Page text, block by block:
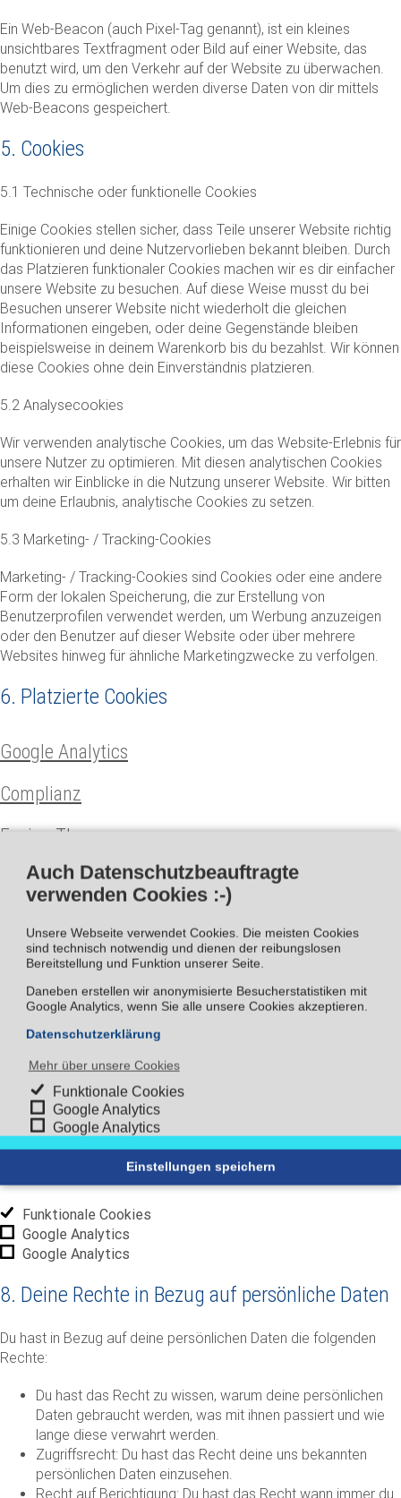
Auch Datenschutzbeauftragte
verwenden Cookies :-)
Unsere Webseite verwendet Cookies. Die meisten Cookies
sind technisch notwendig und dienen der reibungslosen
Bereitstellung und Funktion unserer Seite.
Daneben erstellen wir anonymisierte Besucherstatistiken mit
Google Analytics, wenn Sie alle unsere Cookies akzeptieren.
Datenschutzerklärung
Mehr über unsere Cookies
Funktionale Cookies
Google Analytics
Google Analytics
Einstellungen speichern
Ein Web-Beacon (auch Pixel-Tag genannt), ist ein kleines
unsichtbares Textfragment oder Bild auf einer Website, das
benutzt wird, um den Verkehr auf der Website zu überwachen.
Um dies zu ermöglichen werden diverse Daten von dir mittels
Web-Beacons gespeichert.
5. Cookies
5.1 Technische oder funktionelle Cookies
Einige Cookies stellen sicher, dass Teile unserer Website richtig
funktionieren und deine Nutzervorlieben bekannt bleiben. Durch
das Platzieren funktionaler Cookies machen wir es dir einfacher
unsere Website zu besuchen. Auf diese Weise musst du bei
Besuchen unserer Website nicht wiederholt die gleichen
Informationen eingeben, oder deine Gegenstände bleiben
beispielsweise in deinem Warenkorb bis du bezahlst. Wir können
diese Cookies ohne dein Einverständnis platzieren.
5.2 Analysecookies
Wir verwenden analytische Cookies, um das Website-Erlebnis für
unsere Nutzer zu optimieren. Mit diesen analytischen Cookies
erhalten wir Einblicke in die Nutzung unserer Website. Wir bitten
um deine Erlaubnis, analytische Cookies zu setzen.
5.3 Marketing- / Tracking-Cookies
Marketing- / Tracking-Cookies sind Cookies oder eine andere
Form der lokalen Speicherung, die zur Erstellung von
Benutzerprofilen verwendet werden, um Werbung anzuzeigen
oder den Benutzer auf dieser Website oder über mehrere
Websites hinweg für ähnliche Marketingzwecke zu verfolgen.
6. Platzierte Cookies
Google Analytics
Complianz
Fusion Theme
WP Do Not Track
7. Zustimmung
Wenn du unsere Website das erste Mal besuchst, zeigen wir
auf “Einstellungen speichern” klickst, gibst du uns dein
Einverständnis alle von dir gewählten Kategorien von Cookies
und Plugins wie in dieser Cookie-Richtlinie beschrieben zu
verwenden. Du kannst die Verwendung von Cookies über deinen
Browser deaktivieren, aber bitte beachte, dass unsere Website
dann unter Umständen nicht richtig funktioniert.
7.1 Verwalte deine Zustimmungseinstellungen
Funktionale Cookies
Google Analytics
Google Analytics
8. Deine Rechte in Bezug auf persönliche Daten
Du hast in Bezug auf deine persönlichen Daten die folgenden
Rechte:
Du hast das Recht zu wissen, warum deine persönlichen
Daten gebraucht werden, was mit ihnen passiert und wie
lange diese verwahrt werden.
Zugriffsrecht: Du hast das Recht deine uns bekannten
persönlichen Daten einzusehen.
Recht auf Berichtigung: Du hast das Recht wann immer du